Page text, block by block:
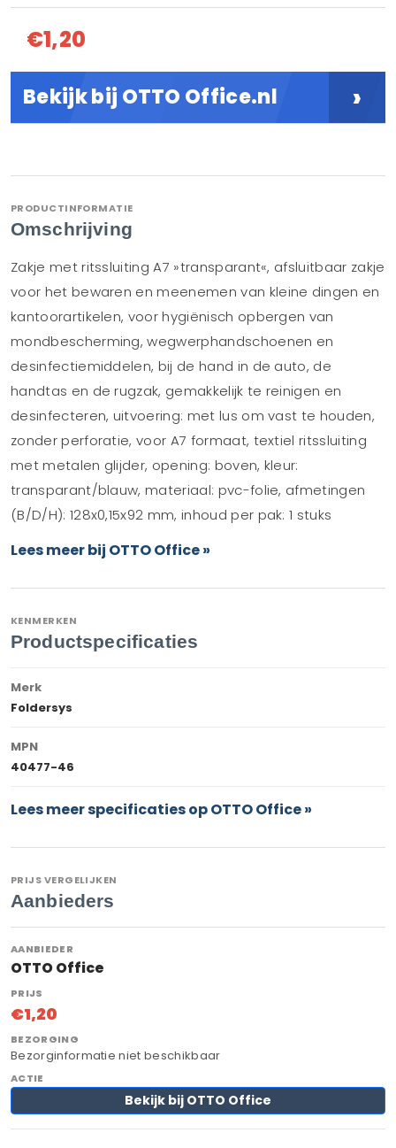
€1,20
Bekijk bij OTTO Office.nl ›
PRODUCTINFORMATIE
Omschrijving
Zakje met ritssluiting A7 »transparant«, afsluitbaar zakje
voor het bewaren en meenemen van kleine dingen en
kantoorartikelen, voor hygiënisch opbergen van
mondbescherming, wegwerphandschoenen en
desinfectiemiddelen, bij de hand in de auto, de
handtas en de rugzak, gemakkelijk te reinigen en
desinfecteren, uitvoering: met lus om vast te houden,
zonder perforatie, voor A7 formaat, textiel ritssluiting
met metalen glijder, opening: boven, kleur:
transparant/blauw, materiaal: pvc-folie, afmetingen
(B/D/H): 128x0,15x92 mm, inhoud per pak: 1 stuks
Lees meer bij OTTO Office »
KENMERKEN
Productspecificaties
Merk
Foldersys
MPN
40477-46
Lees meer specificaties op OTTO Office »
PRIJS VERGELIJKEN
Aanbieders
OTTO Office
€1,20
Bezorginformatie niet beschikbaar
Bekijk bij OTTO Office